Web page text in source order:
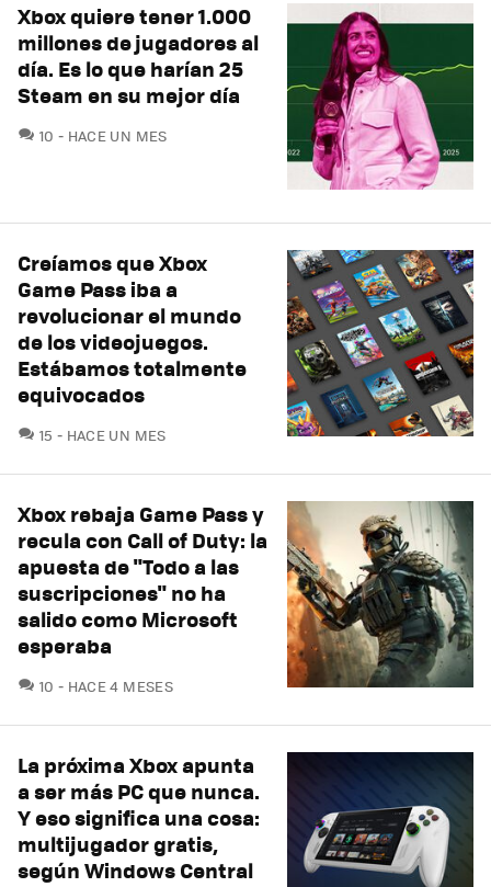
Xbox quiere tener 1.000
millones de jugadores al
día. Es lo que harían 25
Steam en su mejor día
10 COMENTARIOS
HACE UN MES
Creíamos que Xbox
Game Pass iba a
revolucionar el mundo
de los videojuegos.
Estábamos totalmente
equivocados
15 COMENTARIOS
HACE UN MES
Xbox rebaja Game Pass y
recula con Call of Duty: la
apuesta de "Todo a las
suscripciones" no ha
salido como Microsoft
esperaba
10 COMENTARIOS
HACE 4 MESES
La próxima Xbox apunta
a ser más PC que nunca.
Y eso significa una cosa:
multijugador gratis,
según Windows Central